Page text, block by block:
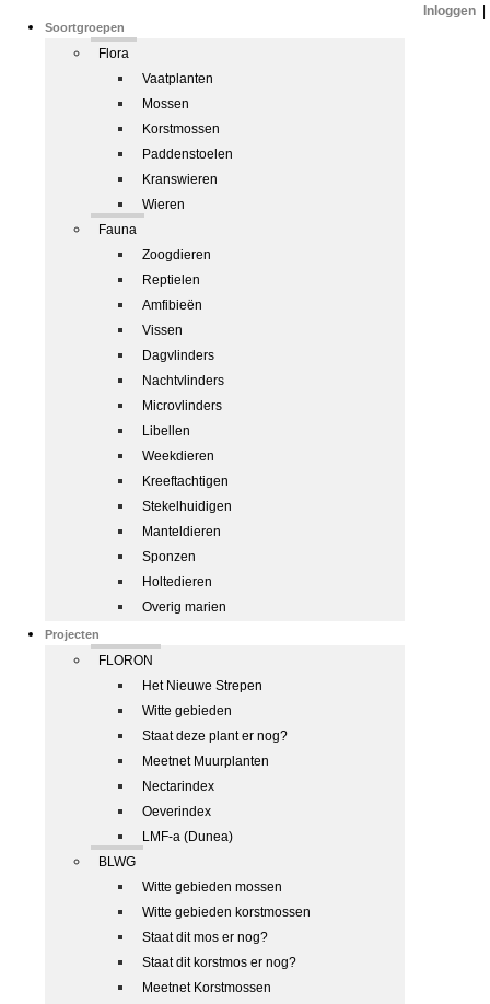
Soortgroepen
Flora
Vaatplanten
Mossen
Korstmossen
Paddenstoelen
Kranswieren
Wieren
Fauna
Zoogdieren
Reptielen
Amfibieën
Vissen
Dagvlinders
Nachtvlinders
Microvlinders
Libellen
Weekdieren
Kreeftachtigen
Stekelhuidigen
Manteldieren
Sponzen
Holtedieren
Overig marien
Projecten
FLORON
Het Nieuwe Strepen
Witte gebieden
Staat deze plant er nog?
Meetnet Muurplanten
Nectarindex
Oeverindex
LMF-a (Dunea)
BLWG
Witte gebieden mossen
Witte gebieden korstmossen
Staat dit mos er nog?
Staat dit korstmos er nog?
Meetnet Korstmossen
Inloggen